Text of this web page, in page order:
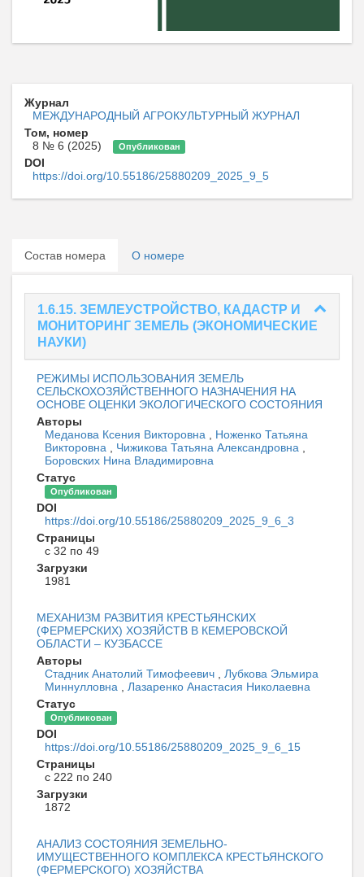
Журнал
МЕЖДУНАРОДНЫЙ АГРОКУЛЬТУРНЫЙ ЖУРНАЛ
Том, номер
8 № 6 (2025)
Опубликован
DOI
https://doi.org/10.55186/25880209_2025_9_5
Состав номера О номере
1.6.15. ЗЕМЛЕУСТРОЙСТВО, КАДАСТР И
МОНИТОРИНГ ЗЕМЕЛЬ (ЭКОНОМИЧЕСКИЕ
НАУКИ)
РЕЖИМЫ ИСПОЛЬЗОВАНИЯ ЗЕМЕЛЬ
СЕЛЬСКОХОЗЯЙСТВЕННОГО НАЗНАЧЕНИЯ НА
ОСНОВЕ ОЦЕНКИ ЭКОЛОГИЧЕСКОГО СОСТОЯНИЯ
Авторы
Меданова Ксения Викторовна
Ноженко Татьяна
Викторовна
Чижикова Татьяна Александровна
Боровских Нина Владимировна
Статус
Опубликован
DOI
https://doi.org/10.55186/25880209_2025_9_6_3
Страницы
с 32 по 49
Загрузки
1981
МЕХАНИЗМ РАЗВИТИЯ КРЕСТЬЯНСКИХ
(ФЕРМЕРСКИХ) ХОЗЯЙСТВ В КЕМЕРОВСКОЙ
ОБЛАСТИ – КУЗБАССЕ
Авторы
Стадник Анатолий Тимофеевич
Лубкова Эльмира
Миннулловна
Лазаренко Анастасия Николаевна
Статус
Опубликован
DOI
https://doi.org/10.55186/25880209_2025_9_6_15
Страницы
с 222 по 240
Загрузки
1872
АНАЛИЗ СОСТОЯНИЯ ЗЕМЕЛЬНО-
ИМУЩЕСТВЕННОГО КОМПЛЕКСА КРЕСТЬЯНСКОГО
(ФЕРМЕРСКОГО) ХОЗЯЙСТВА